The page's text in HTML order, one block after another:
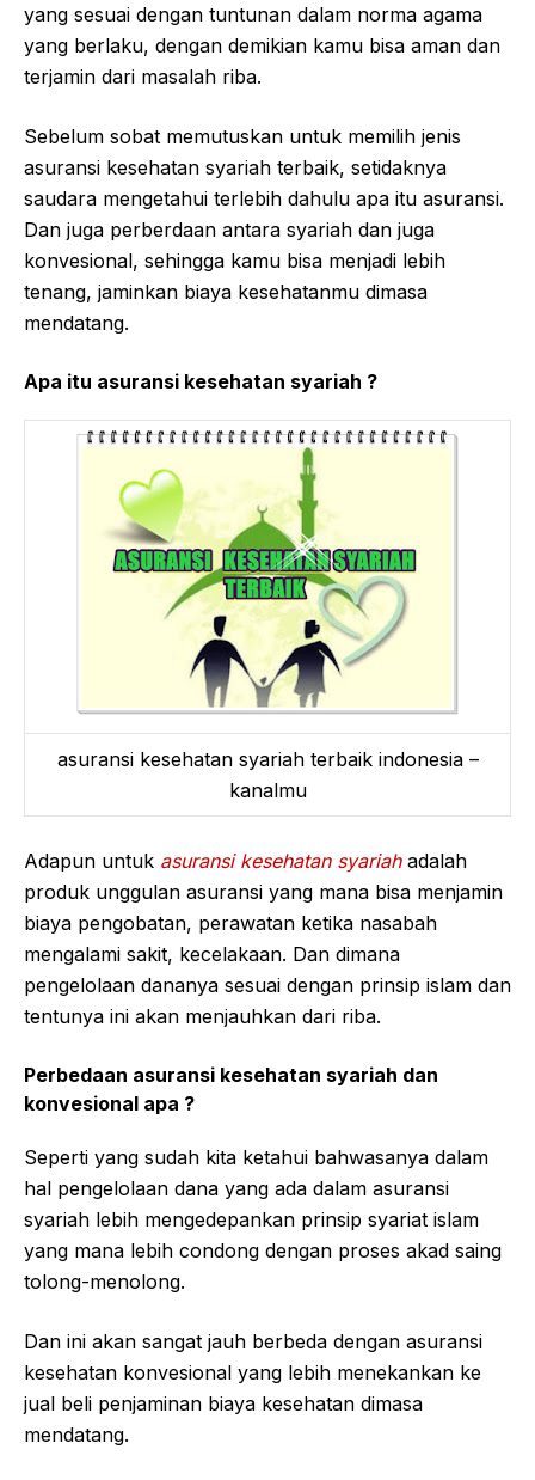
yang sesuai dengan tuntunan dalam norma agama
yang berlaku, dengan demikian kamu bisa aman dan
terjamin dari masalah riba.
Sebelum sobat memutuskan untuk memilih jenis
asuransi kesehatan syariah terbaik, setidaknya
saudara mengetahui terlebih dahulu apa itu asuransi.
Dan juga perberdaan antara syariah dan juga
konvesional, sehingga kamu bisa menjadi lebih
tenang, jaminkan biaya kesehatanmu dimasa
mendatang.
Apa itu asuransi kesehatan syariah ?
asuransi kesehatan syariah terbaik indonesia –
kanalmu
Adapun untuk asuransi kesehatan syariahadalah
produk unggulan asuransi yang mana bisa menjamin
biaya pengobatan, perawatan ketika nasabah
mengalami sakit, kecelakaan. Dan dimana
pengelolaan dananya sesuai dengan prinsip islam dan
tentunya ini akan menjauhkan dari riba.
Perbedaan asuransi kesehatan syariah dan
konvesional apa ?
Seperti yang sudah kita ketahui bahwasanya dalam
hal pengelolaan dana yang ada dalam asuransi
syariah lebih mengedepankan prinsip syariat islam
yang mana lebih condong dengan proses akad saing
tolong-menolong.
Dan ini akan sangat jauh berbeda dengan asuransi
kesehatan konvesional yang lebih menekankan ke
jual beli penjaminan biaya kesehatan dimasa
mendatang.